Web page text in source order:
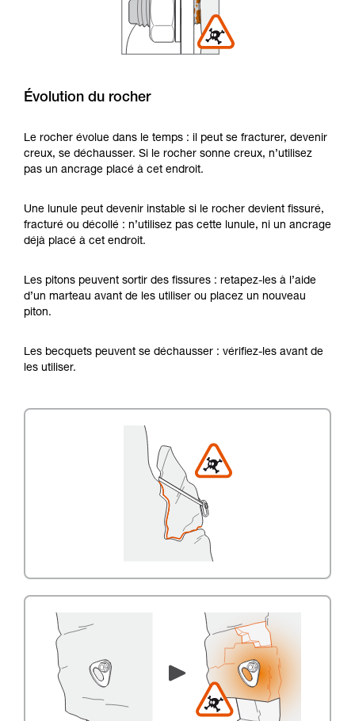
Évolution du rocher
Le rocher évolue dans le temps : il peut se fracturer, devenir
creux, se déchausser. Si le rocher sonne creux, n’utilisez
pas un ancrage placé à cet endroit.
Une lunule peut devenir instable si le rocher devient fissuré,
fracturé ou décollé : n’utilisez pas cette lunule, ni un ancrage
déjà placé à cet endroit.
Les pitons peuvent sortir des fissures : retapez-les à l’aide
d’un marteau avant de les utiliser ou placez un nouveau
piton.
Les becquets peuvent se déchausser : vérifiez-les avant de
les utiliser.